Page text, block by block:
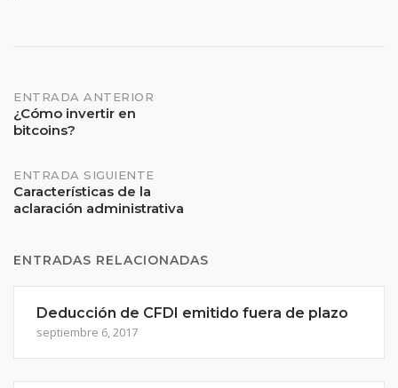
Navegación
de
entradas
ENTRADA ANTERIOR
¿Cómo invertir en
bitcoins?
ENTRADA SIGUIENTE
Características de la
aclaración administrativa
ENTRADAS RELACIONADAS
Deducción de CFDI emitido fuera de plazo
septiembre 6, 2017